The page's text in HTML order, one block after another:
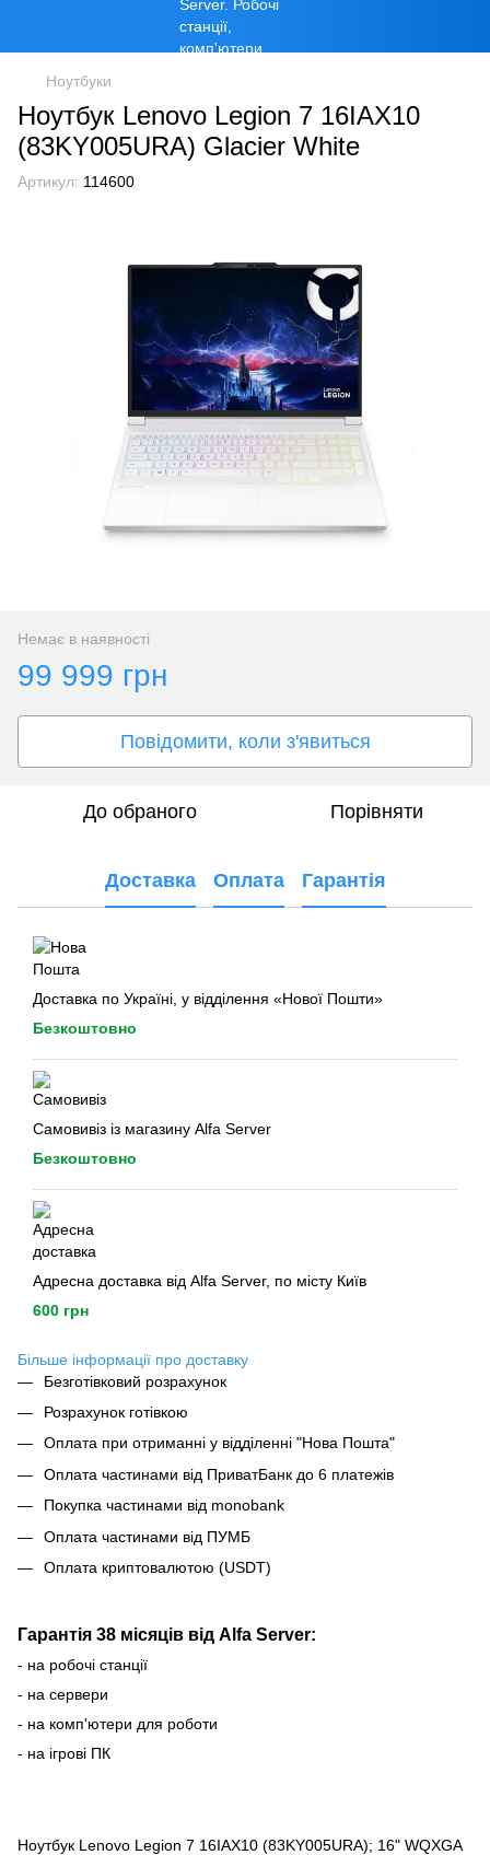
Ноутбуки
Ноутбук Lenovo Legion 7 16IAX10
(83KY005URA) Glacier White
Артикул: 114600
Немає в наявності
99 999 грн
Повідомити, коли з'явиться
До обраного Порівняти
Доставка Оплата Гарантія
Доставка по Україні, у відділення «Нової Пошти»
Безкоштовно
Самовивіз із магазину Alfa Server
Безкоштовно
Адресна доставка від Alfa Server, по місту Київ
600 грн
Більше інформації про доставку
Безготівковий розрахунок
Розрахунок готівкою
Оплата при отриманні у відділенні "Нова Пошта"
Оплата частинами від ПриватБанк до 6 платежів
Покупка частинами від monobank
Оплата частинами від ПУМБ
Оплата криптовалютою (USDT)
Гарантія 38 місяців від Alfa Server:
- на робочі станції
- на сервери
- на комп'ютери для роботи
- на ігрові ПК
Ноутбук Lenovo Legion 7 16IAX10 (83KY005URA); 16" WQXGA